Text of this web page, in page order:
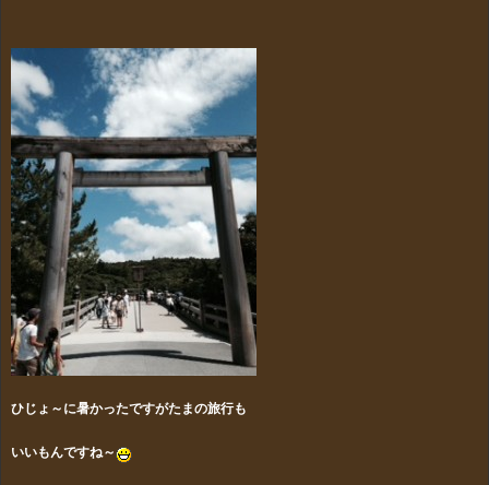
ひじょ～に暑かったですがたまの旅行も
いいもんですね～